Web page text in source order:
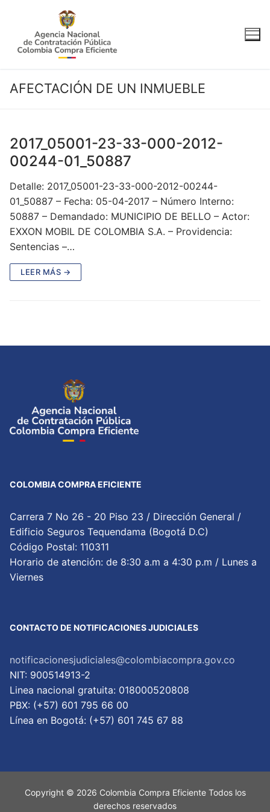
contenido
AFECTACIÓN DE UN INMUEBLE
2017_05001-23-33-000-2012-
00244-01_50887
Detalle: 2017_05001-23-33-000-2012-00244-
01_50887 – Fecha: 05-04-2017 – Número Interno:
50887 – Demandado: MUNICIPIO DE BELLO – Actor:
EXXON MOBIL DE COLOMBIA S.A. – Providencia:
Sentencias –…
LEER MÁS →
COLOMBIA COMPRA EFICIENTE
Carrera 7 No 26 - 20 Piso 23 / Dirección General /
Edificio Seguros Tequendama (Bogotá D.C)
Código Postal: 110311
Horario de atención: de 8:30 a.m a 4:30 p.m / Lunes a
Viernes
CONTACTO DE NOTIFICACIONES JUDICIALES
notificacionesjudiciales@colombiacompra.gov.co
NIT: 900514913-2
Linea nacional gratuita: 018000520808
PBX: (+57) 601 795 66 00
Lí­nea en Bogotá: (+57) 601 745 67 88
Copyright © 2026 Colombia Compra Eficiente Todos los
derechos reservados